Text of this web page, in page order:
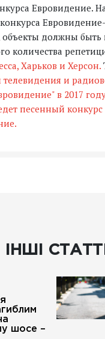
Евровидение.
Евровидение-
должны быть
количества
Харьков и Херсон.
телевидения и
в 2017
песенный
ІНШІ СТАТТІ
шосе –